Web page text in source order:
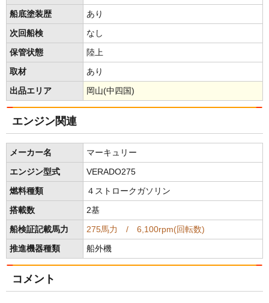
船底塗装歴 あり
次回船検 なし
保管状態 陸上
取材 あり
出品エリア 岡山(中四国)
エンジン関連
メーカー名 マーキュリー
エンジン型式 VERADO275
燃料種類 ４ストロークガソリン
搭載数 2基
船検証記載馬力 275馬力 / 6,100rpm(回転数)
推進機器種類 船外機
コメント